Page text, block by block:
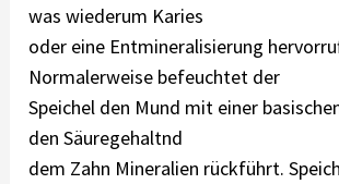
was wiederum Karies
oder eine Entmineralisierung
Normalerweise befeuchtet der
Speichel den Mund mit einer
den Säuregehaltnd
dem Zahn Mineralien rückführt.